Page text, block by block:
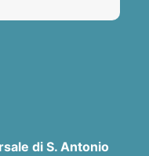
di S. Antonio